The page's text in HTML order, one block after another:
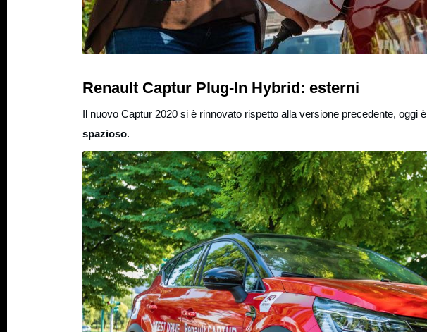
Renault Captur Plug-In Hybrid: esterni
Il nuovo Captur 2020 si è rinnovato rispetto alla versione precedente, oggi è
spazioso.